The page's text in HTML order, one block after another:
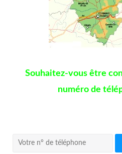
Souhaitez-vous être
numéro de